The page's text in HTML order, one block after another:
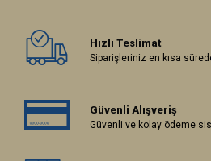
Hızlı Teslimat
Siparişleriniz en kısa
Güvenli Alışveriş
Güvenli ve kolay ödeme